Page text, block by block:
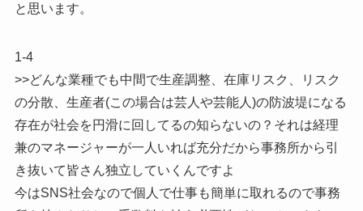
と思います。
1-4
>>どんな業種でも中間で生産調整、在庫リスク、リスク
の分散、生産者(この場合は芸人や芸能人)の防波堤になる
存在が社会を円滑に回してるの知らないの？それは経理
兼のマネージャーが一人いれば充分だから事務所から引
き抜いて皆さん独立していくんですよ
今はSNS社会なので個人で仕事も簡単に取れるので事務